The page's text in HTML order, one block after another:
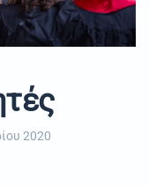
2020